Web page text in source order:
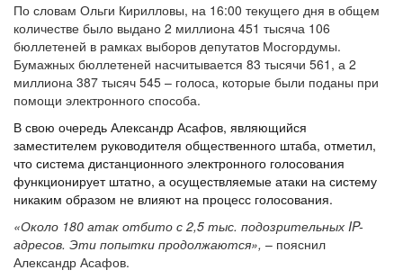
По словам Ольги Кирилловы, на 16:00 текущего дня в общем
количестве было выдано 2 миллиона 451 тысяча 106
бюллетеней в рамках выборов депутатов Мосгордумы.
Бумажных бюллетеней насчитывается 83 тысячи 561, а 2
миллиона 387 тысяч 545 – голоса, которые были поданы при
помощи электронного способа.
В свою очередь Александр Асафов, являющийся
заместителем руководителя общественного штаба, отметил,
что система дистанционного электронного голосования
функционирует штатно, а осуществляемые атаки на систему
никаким образом не влияют на процесс голосования.
«Около 180 атак отбито с 2,5 тыс. подозрительных IP-
адресов. Эти попытки продолжаются», – пояснил
Александр Асафов.